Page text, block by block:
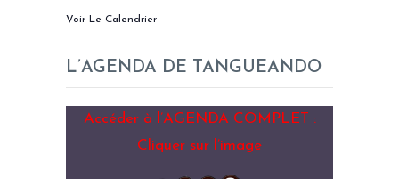
Voir Le Calendrier
L’AGENDA DE TANGUEANDO
Accéder à l’AGENDA COMPLET :
Cliquer sur l’image